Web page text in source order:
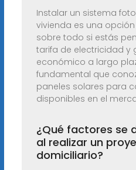
Instalar un sistema
vivienda es una
sobre todo si estás
tarifa de electricidad y
económico a largo
fundamental que
paneles solares para
disponibles en el
¿Qué factores se
al realizar un
domiciliario?